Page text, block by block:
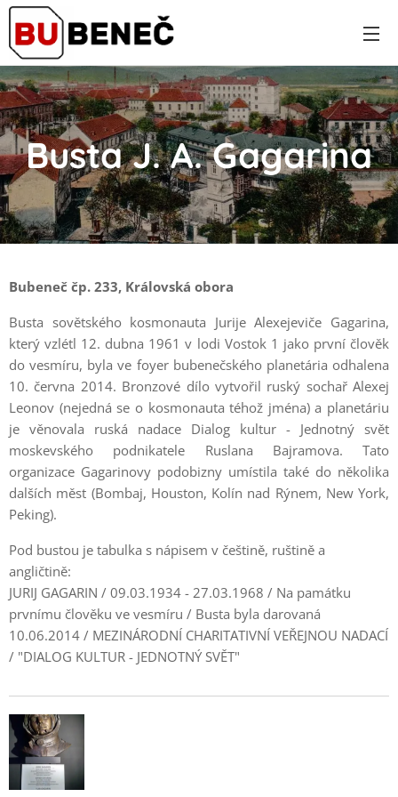
Busta J. A. Gagarina
Bubeneč čp. 233, Královská obora
Busta sovětského kosmonauta Jurije Alexejeviče Gagarina,
který vzlétl 12. dubna 1961 v lodi Vostok 1 jako první člověk
do vesmíru, byla ve foyer bubenečského planetária odhalena
10. června 2014. Bronzové dílo vytvořil ruský sochař Alexej
Leonov (nejedná se o kosmonauta téhož jména) a planetáriu
je věnovala ruská nadace Dialog kultur - Jednotný svět
moskevského podnikatele Ruslana Bajramova. Tato
organizace Gagarinovy podobizny umístila také do několika
dalších měst (Bombaj, Houston, Kolín nad Rýnem, New York,
Peking).
Pod bustou je tabulka s nápisem v češtině, ruštině a
angličtině:
JURIJ GAGARIN / 09.03.1934 - 27.03.1968 / Na památku
prvnímu člověku ve vesmíru / Busta byla darovaná
10.06.2014 / MEZINÁRODNÍ CHARITATIVNÍ VEŘEJNOU NADACÍ
/ "DIALOG KULTUR - JEDNOTNÝ SVĚT"